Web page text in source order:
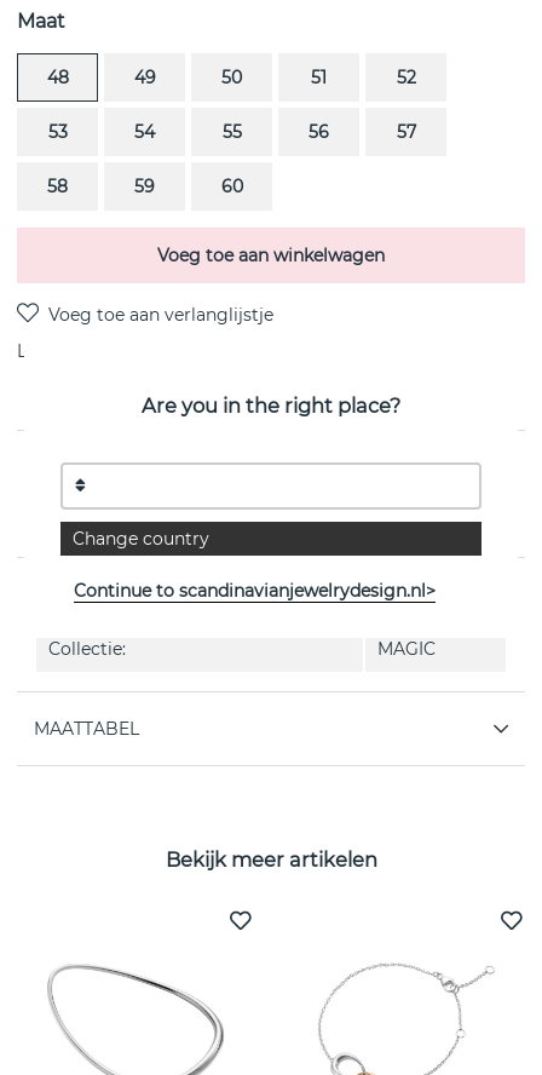
Maat
48 49 50 51 52
53 54 55 56 57
58 59 60
Voeg toe aan winkelwagen
Levering:
PRODUCTOMSCHRIJVING
MAGIC SOLITAIRE is een diamantring 0.20 ct i platinum
van het Deense Georg Jensen
EIGENSCHAPPEN
Collectie: MAGIC
MAATTABEL
Bekijk meer artikelen
Are you in the right place?
Change country
Continue to scandinavianjewelrydesign.nl>